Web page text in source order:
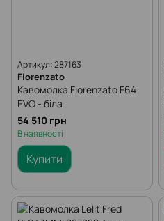
Артикул: 287163
Fiorenzato
Кавомолка Fiorenzato F64
EVO - біла
54 510 грн
В наявності
Купити